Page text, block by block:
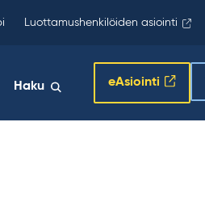
Luottamushenkilöiden asiointi
Haku eAsiointi